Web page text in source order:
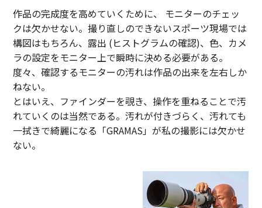
作品の完成度を高めていくために、 モニターのチェッ
クは欠かせない。撮り直しのできないスポーツ現場では
構図はもちろん、露出 (ヒストグラムの確認)、色、カメ
ラの設定をモニター上で瞬時に決める必要がある。
度々、確認するモニターの汚れは作品の出来を左右しか
ねない。
とはいえ、ファインダーを覗き、操作を重ねることで汚
れていくのは当然である。汚れが付きづらく、汚れても
一拭きで綺麗になる「GRAMAS」が私の撮影には欠かせ
ない。